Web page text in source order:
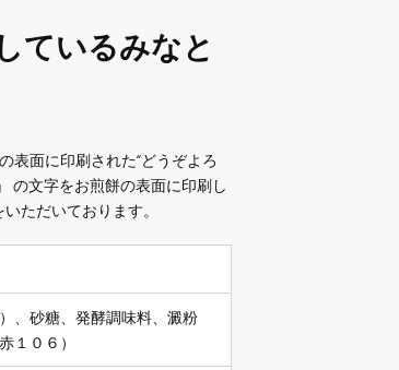
ているみなと
表面に印刷された“どうぞよろ
の文字をお煎餅の表面に印刷し
ただいております。
、砂糖、発酵調味料、澱粉
１０６）